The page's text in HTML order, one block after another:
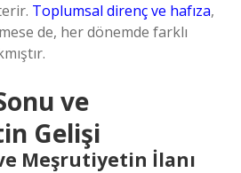
Toplumsal direnç ve hafıza,
de, her dönemde farklı
ve
Gelişi
Meşrutiyetin İlanı